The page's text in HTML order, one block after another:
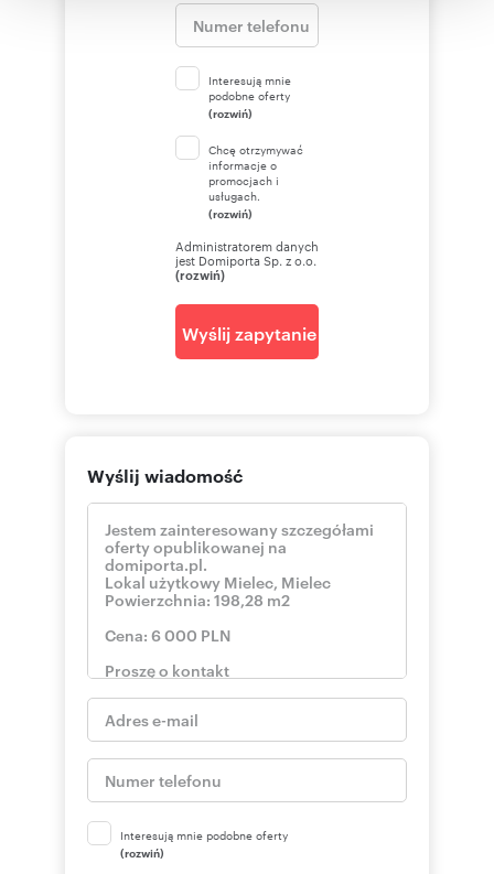
korzystania z ich usług.
Interesują mnie
podobne oferty
(rozwiń)
Chcę otrzymywać
informacje o
promocjach i
usługach.
(rozwiń)
Administratorem danych
jest Domiporta Sp. z o.o.
(rozwiń)
Wyślij zapytanie
Wyślij wiadomość
Interesują mnie podobne oferty
(rozwiń)